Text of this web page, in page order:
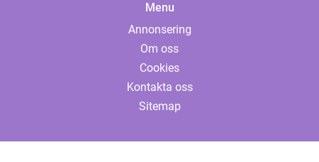
Menu
Annonsering
Om oss
Cookies
Kontakta oss
Sitemap